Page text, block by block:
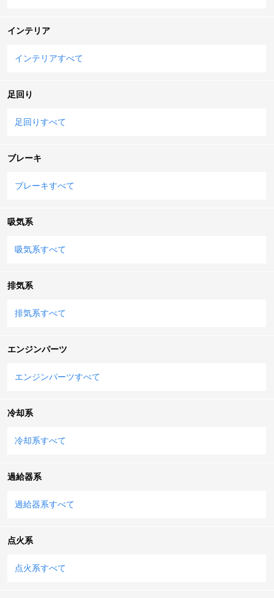
インテリア
インテリアすべて
足回り
足回りすべて
ブレーキ
ブレーキすべて
吸気系
吸気系すべて
排気系
排気系すべて
エンジンパーツ
エンジンパーツすべて
冷却系
冷却系すべて
過給器系
過給器系すべて
点火系
点火系すべて